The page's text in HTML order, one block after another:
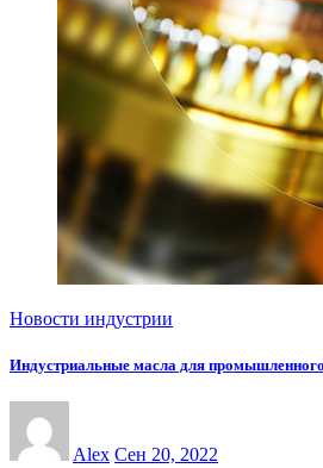
Новости индустрии
Индустриальные масла для
Alex Сен 20, 2022